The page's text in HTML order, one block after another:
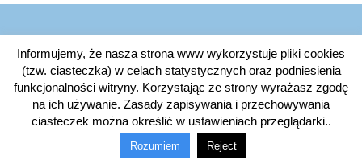
Informujemy, że nasza strona www wykorzystuje pliki cookies
(tzw. ciasteczka) w celach statystycznych oraz podniesienia
funkcjonalności witryny. Korzystając ze strony wyrażasz zgodę
na ich używanie. Zasady zapisywania i przechowywania
ciasteczek można określić w ustawieniach przeglądarki..
Rozumiem Reject